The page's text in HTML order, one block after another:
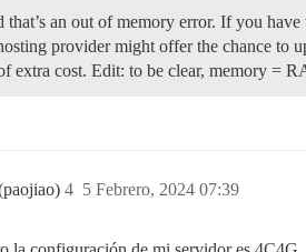
Lista de correos
el registro inicial, por
that’s an out of memory error. If you
provider might offer the chance to
extra cost. Edit: to be clear, memory =
5 Febrero, 2024 07:39
4